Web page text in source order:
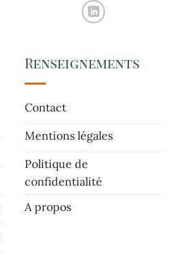
Renseignements
Contact
Mentions légales
Politique de
confidentialité
A propos